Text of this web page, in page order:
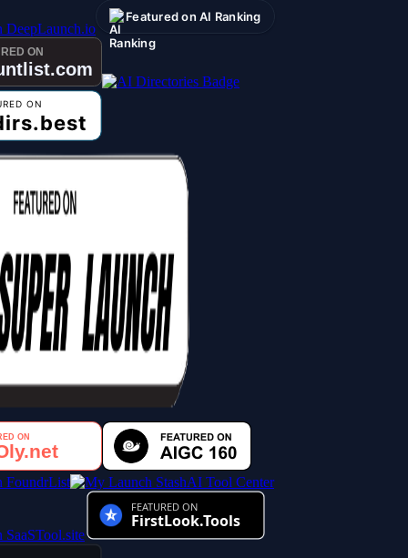
Featured on AI Ranking
AI Tool Center